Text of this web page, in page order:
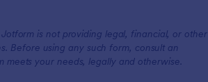
is not providing legal, financial, or other
Before using any such form, consult an
your needs, legally and otherwise.